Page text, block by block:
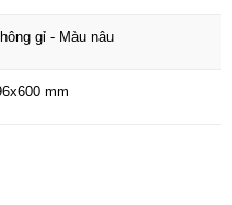
gỉ - Màu nâu
mm